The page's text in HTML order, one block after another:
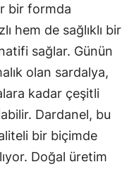
bir formda
hem de sağlıklı bir
sağlar. Günün
olan sardalya,
kadar çeşitli
Dardanel, bu
bir biçimde
Doğal üretim